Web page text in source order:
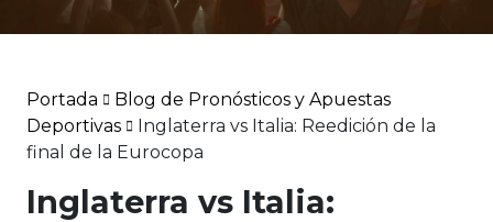
Portada
Blog de Pronósticos y Apuestas
Deportivas
Inglaterra vs Italia: Reedición de la
final de la Eurocopa
Inglaterra vs Italia: